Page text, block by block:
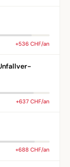
+536 CHF/an
+637 CHF/an
+688 CHF/an